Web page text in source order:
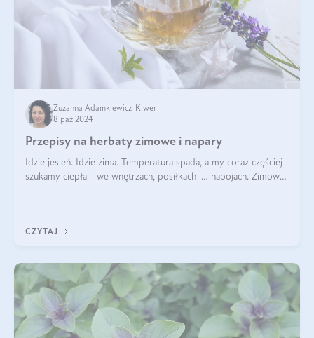
Zuzanna Adamkiewicz-Kiwer
8 paź 2024
Przepisy na herbaty zimowe i napary
Idzie jesień. Idzie zima. Temperatura spada, a my coraz częściej
szukamy ciepła - we wnętrzach, posiłkach i… napojach. Zimowe
CZYTAJ